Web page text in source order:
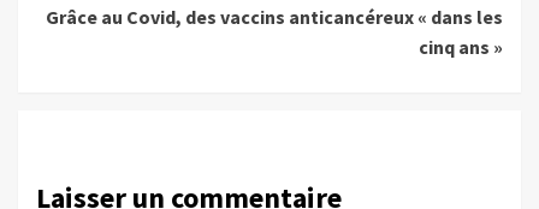
Grâce au Covid, des vaccins anticancéreux « dans les
cinq ans »
Laisser un commentaire